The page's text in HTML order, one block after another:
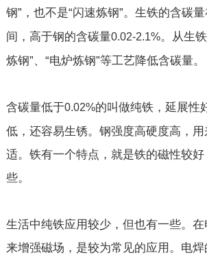
钢”，也不是“闪速炼钢”。生铁的含碳
间，高于钢的含碳量0.02-2.1%。从生
炼钢”、“电炉炼钢”等工艺降低含碳量。
含碳量低于0.02%的叫做纯铁，延展性
低，还容易生锈。钢强度高硬度高，
适。铁有一个特点，就是铁的磁性较
些。
生活中纯铁应用较少，但也有一些。
来增强磁场，是较为常见的应用。电